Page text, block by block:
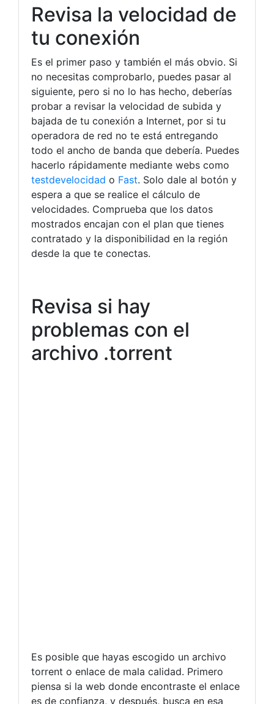
Revisa la velocidad de
tu conexión
Es el primer paso y también el más obvio. Si
no necesitas comprobarlo, puedes pasar al
siguiente, pero si no lo has hecho, deberías
probar a revisar la velocidad de subida y
bajada de tu conexión a Internet, por si tu
operadora de red no te está entregando
todo el ancho de banda que debería. Puedes
hacerlo rápidamente mediante webs como
testdevelocidad o Fast. Solo dale al botón y
espera a que se realice el cálculo de
velocidades. Comprueba que los datos
mostrados encajan con el plan que tienes
contratado y la disponibilidad en la región
desde la que te conectas.
Revisa si hay
problemas con el
archivo .torrent
Es posible que hayas escogido un archivo
torrent o enlace de mala calidad. Primero
piensa si la web donde encontraste el enlace
es de confianza, y después, busca en esa